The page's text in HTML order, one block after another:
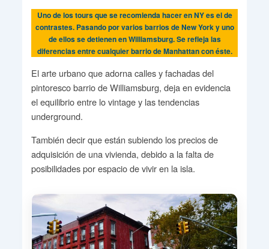
Uno de los tours que se recomienda hacer en NY es el de
contrastes. Pasando por varios barrios de New York y uno
de ellos se detienen en Williamsburg. Se refleja las
diferencias entre cualquier barrio de Manhattan con éste.
El arte urbano que adorna calles y fachadas del
pintoresco barrio de Williamsburg, deja en evidencia
el equilibrio entre lo vintage y las tendencias
underground.
También decir que están subiendo los precios de
adquisición de una vivienda, debido a la falta de
posibilidades por espacio de vivir en la isla.